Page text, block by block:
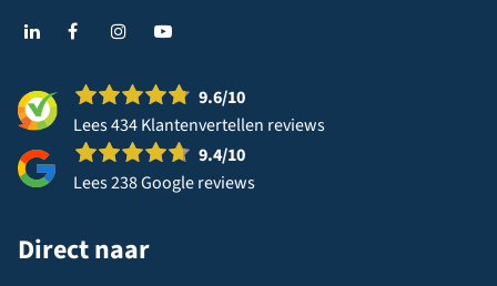
9.6/10
Lees 434 Klantenvertellen reviews
9.4/10
Lees 238 Google reviews
Direct naar